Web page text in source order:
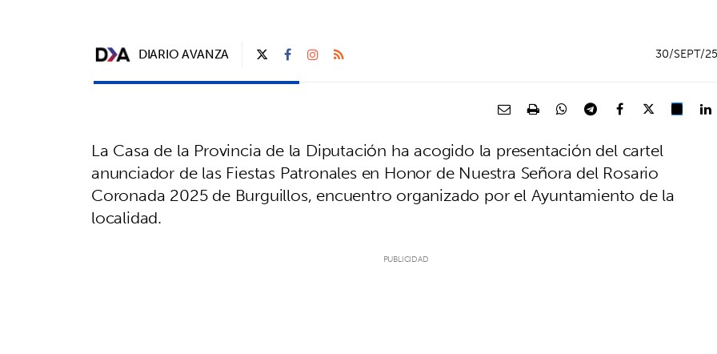
DIARIO AVANZA 30/SEPT/25
La Casa de la Provincia de la Diputación ha acogido la presentación del cartel
anunciador de las Fiestas Patronales en Honor de Nuestra Señora del Rosario
Coronada 2025 de Burguillos, encuentro organizado por el Ayuntamiento de la
localidad.